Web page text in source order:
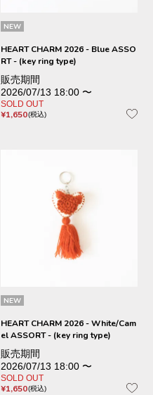
NEW
HEART CHARM 2026 - Blue ASSO
RT - (key ring type)
販売期間
2026/07/13 18:00 〜
SOLD OUT
¥1,650 税込
NEW
HEART CHARM 2026 - White/Cam
el ASSORT - (key ring type)
販売期間
2026/07/13 18:00 〜
SOLD OUT
¥1,650 税込